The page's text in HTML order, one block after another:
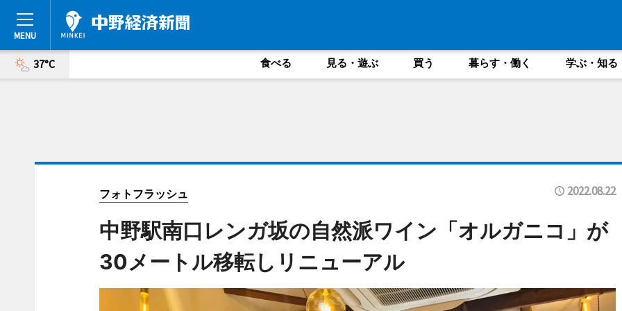
37°C 食べる 見る・遊ぶ 買う 暮らす・働く 学ぶ・知る
フォトフラッシュ 2022.08.22
中野駅南口レンガ坂の自然派ワイン「オルガニコ」が
30メートル移転しリニューアル